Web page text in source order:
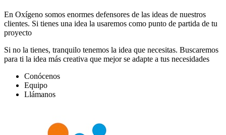
En Oxígeno somos enormes defensores de las ideas de nuestros
clientes. Si tienes una idea la usaremos como punto de partida de tu
proyecto
Si no la tienes, tranquilo tenemos la idea que necesitas. Buscaremos
para ti la idea más creativa que mejor se adapte a tus necesidades
Conócenos
Equipo
Llámanos